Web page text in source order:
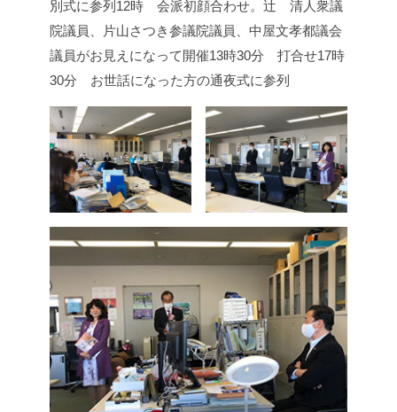
別式に参列 12時 会派初顔合わせ。辻 清人衆議
院議員、片山さつき参議院議員、中屋文孝都議会
議員がお見えになって開催13時30分 打合せ17時
30分 お世話になった方の通夜式に参列